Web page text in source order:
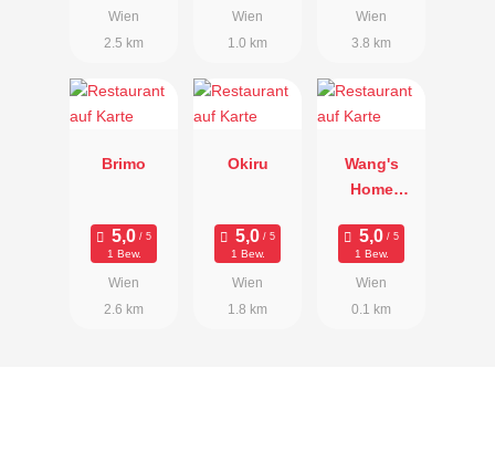
Wien
2.5 km
Wien
1.0 km
Wien
3.8 km
Brimo
1 Bew.
Wien
2.6 km
Okiru
1 Bew.
Wien
1.8 km
Wang's
Home
1 Bew.
Wien
0.1 km